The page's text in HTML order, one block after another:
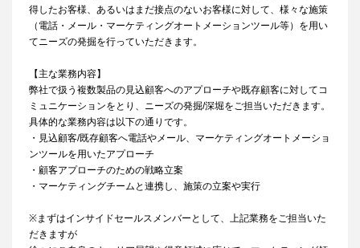
得したお客様、あるいはまだ接点のないお客様に対して、様々な施策
（電話・メール・マーケティングオートメーションツール等）を用い
てニーズの発掘を行っていただきます。
【主な業務内容】
弊社で扱う複数製品の見込顧客へのアプローチや既存顧客に対してコ
ミュニケーションをとり、ニーズの発掘/深堀をご担当いただきます。
具体的な業務内容は以下の通りです。
・見込顧客/既存顧客へ電話やメール、マーケティングオートメーショ
ンツールを用いたアプローチ
・顧客アプローチのための戦略立案
・マーケティングチームと連携し、施策の立案や実行
※まずはインサイドセールスメンバーとして、上記業務をご担当いた
だきますが